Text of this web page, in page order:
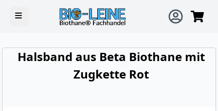
Open main menu
Halsband aus Beta Biothane mit
Zugkette Rot